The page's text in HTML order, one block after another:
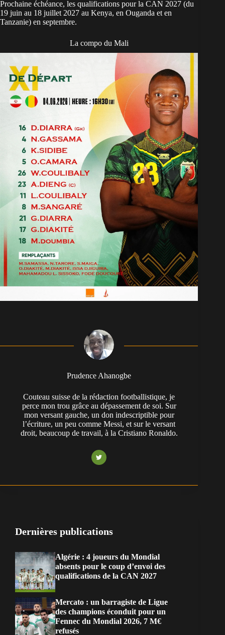
Prochaine échéance, les qualifications pour la CAN 2027 (du
19 juin au 18 juillet 2027 au Kenya, en Ouganda et en
Tanzanie) en septembre.
La compo du Mali
Prudence Ahanogbe
Couteau suisse de la rédaction footballistique, je
perce mon trou grâce au dépassement de soi. Sur
mon versant gauche, un don indescriptible pour
l’écriture, un peu comme Messi, et sur le versant
droit, beaucoup de travail, à la Cristiano Ronaldo.
Dernières publications
Algérie : 4 joueurs du Mondial
absents pour le coup d’envoi des
qualifications de la CAN 2027
Mercato : un barragiste de Ligue
des champions éconduit pour un
Fennec du Mondial 2026, 7 M€
refusés